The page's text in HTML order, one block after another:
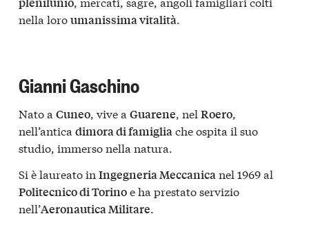
nella loroumanissima vitalità
Gianni Gaschino
Nato a Cuneo, vive a Guarene, nel Roero,
nell’antica dimora di famigliache ospita il suo
studio, immerso nella natura.
Si è laureato in Ingegneria Meccanicanel 1969 al
Politecnico di Torinoe ha prestato servizio
nell’Aeronautica Militare.